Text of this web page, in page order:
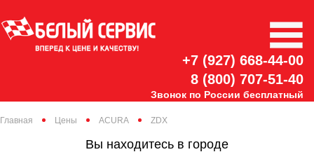
+7 (927) 668-44-00
8 (800) 707-51-40
Звонок по России бесплатный
Главная Цены ACURA ZDX
Вы находитесь в городе